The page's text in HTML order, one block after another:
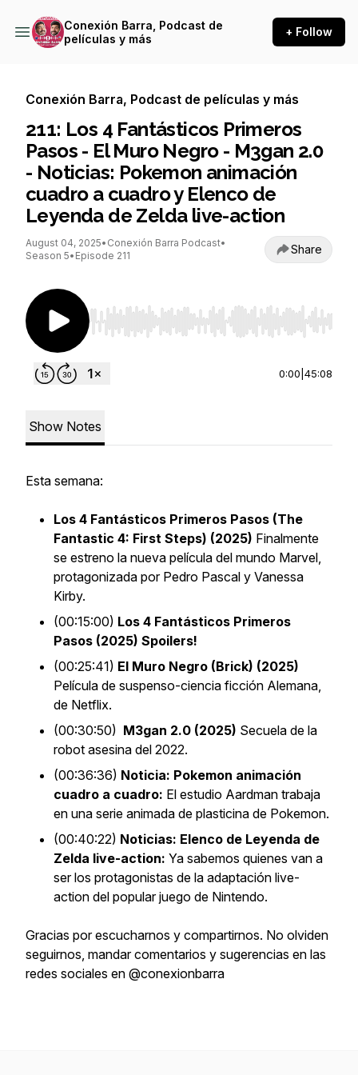
Conexión Barra, Podcast de
películas y más
+ Follow
Conexión Barra, Podcast de películas y más
211: Los 4 Fantásticos Primeros
Pasos - El Muro Negro - M3gan 2.0
- Noticias: Pokemon animación
cuadro a cuadro y Elenco de
Leyenda de Zelda live-action
August 04, 2025• Conexión Barra Podcast•
Season 5• Episode 211 Share
Use Left/Right to seek, Home/End to jump to
0:00 45:08
Show Notes
Esta semana:
Los 4 Fantásticos Primeros Pasos (The
Fantastic 4: First Steps) (2025) Finalmente
se estreno la nueva película del mundo Marvel,
protagonizada por Pedro Pascal y Vanessa
Kirby.
(00:15:00) Los 4 Fantásticos Primeros
Pasos (2025) Spoilers!
(00:25:41) El Muro Negro (Brick) (2025)
Película de suspenso-ciencia ficción Alemana,
de Netflix.
(00:30:50) M3gan 2.0 (2025) Secuela de la
robot asesina del 2022.
(00:36:36) Noticia: Pokemon animación
cuadro a cuadro: El estudio Aardman trabaja
en una serie animada de plasticina de Pokemon.
(00:40:22) Noticias: Elenco de Leyenda de
Zelda live-action: Ya sabemos quienes van a
ser los protagonistas de la adaptación live-
action del popular juego de Nintendo.
Gracias por escucharnos y compartirnos. No olviden
seguirnos, mandar comentarios y sugerencias en las
redes sociales en @conexionbarra